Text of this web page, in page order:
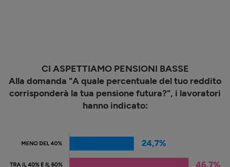
CI ASPETTIAMO PENSIONI BASSE
Alla domanda "A quale percentuale del tuo reddito
corrisponderà la tua pensione futura?", i lavoratori
hanno indicato: